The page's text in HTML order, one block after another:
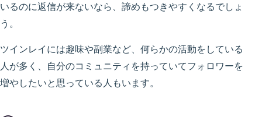
いるのに返信が来ないなら、諦めもつきやすくなるでしょ
う。
ツインレイには趣味や副業など、何らかの活動をしている
人が多く、自分のコミュニティを持っていてフォロワーを
増やしたいと思っている人もいます。